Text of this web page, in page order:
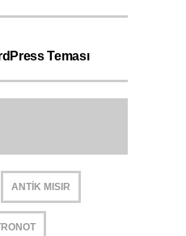
Teması
ANTIK MISIR